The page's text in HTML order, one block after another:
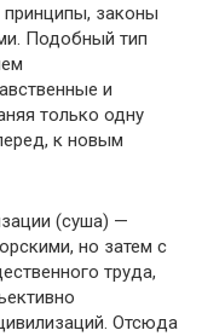
законы
Подобный тип
и
только одну
к новым
(суша) —
но затем с
труда,
Отсюда